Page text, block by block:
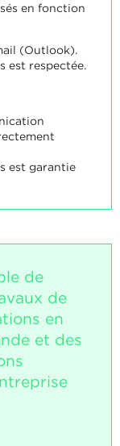
en fonction
(Outlook).
est respectée.
est garantie
de
de
en
et des